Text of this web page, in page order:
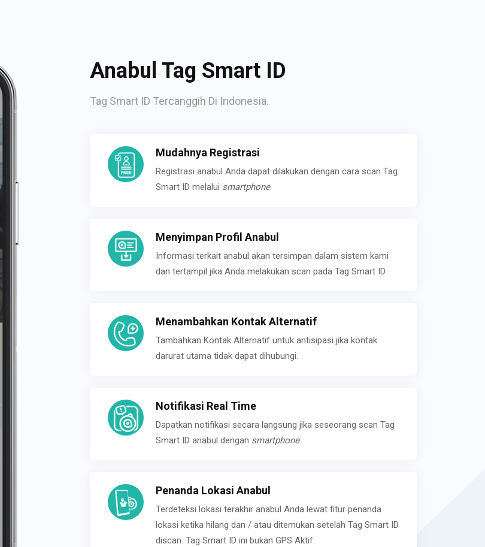
Anabul Tag Smart ID
Tag Smart ID Tercanggih Di Indonesia.
Mudahnya Registrasi
Registrasi anabul Anda dapat dilakukan dengan cara scan Tag
Smart ID melalui smartphone.
Menyimpan Profil Anabul
Informasi terkait anabul akan tersimpan dalam sistem kami
dan tertampil jika Anda melakukan scan pada Tag Smart ID.
Menambahkan Kontak Alternatif
Tambahkan Kontak Alternatif untuk antisipasi jika kontak
darurat utama tidak dapat dihubungi.
Notifikasi Real Time
Dapatkan notifikasi secara langsung jika seseorang scan Tag
Smart ID anabul dengan smartphone.
Penanda Lokasi Anabul
Terdeteksi lokasi terakhir anabul Anda lewat fitur penanda
lokasi ketika hilang dan / atau ditemukan setelah Tag Smart ID
discan. Tag Smart ID ini bukan GPS Aktif.